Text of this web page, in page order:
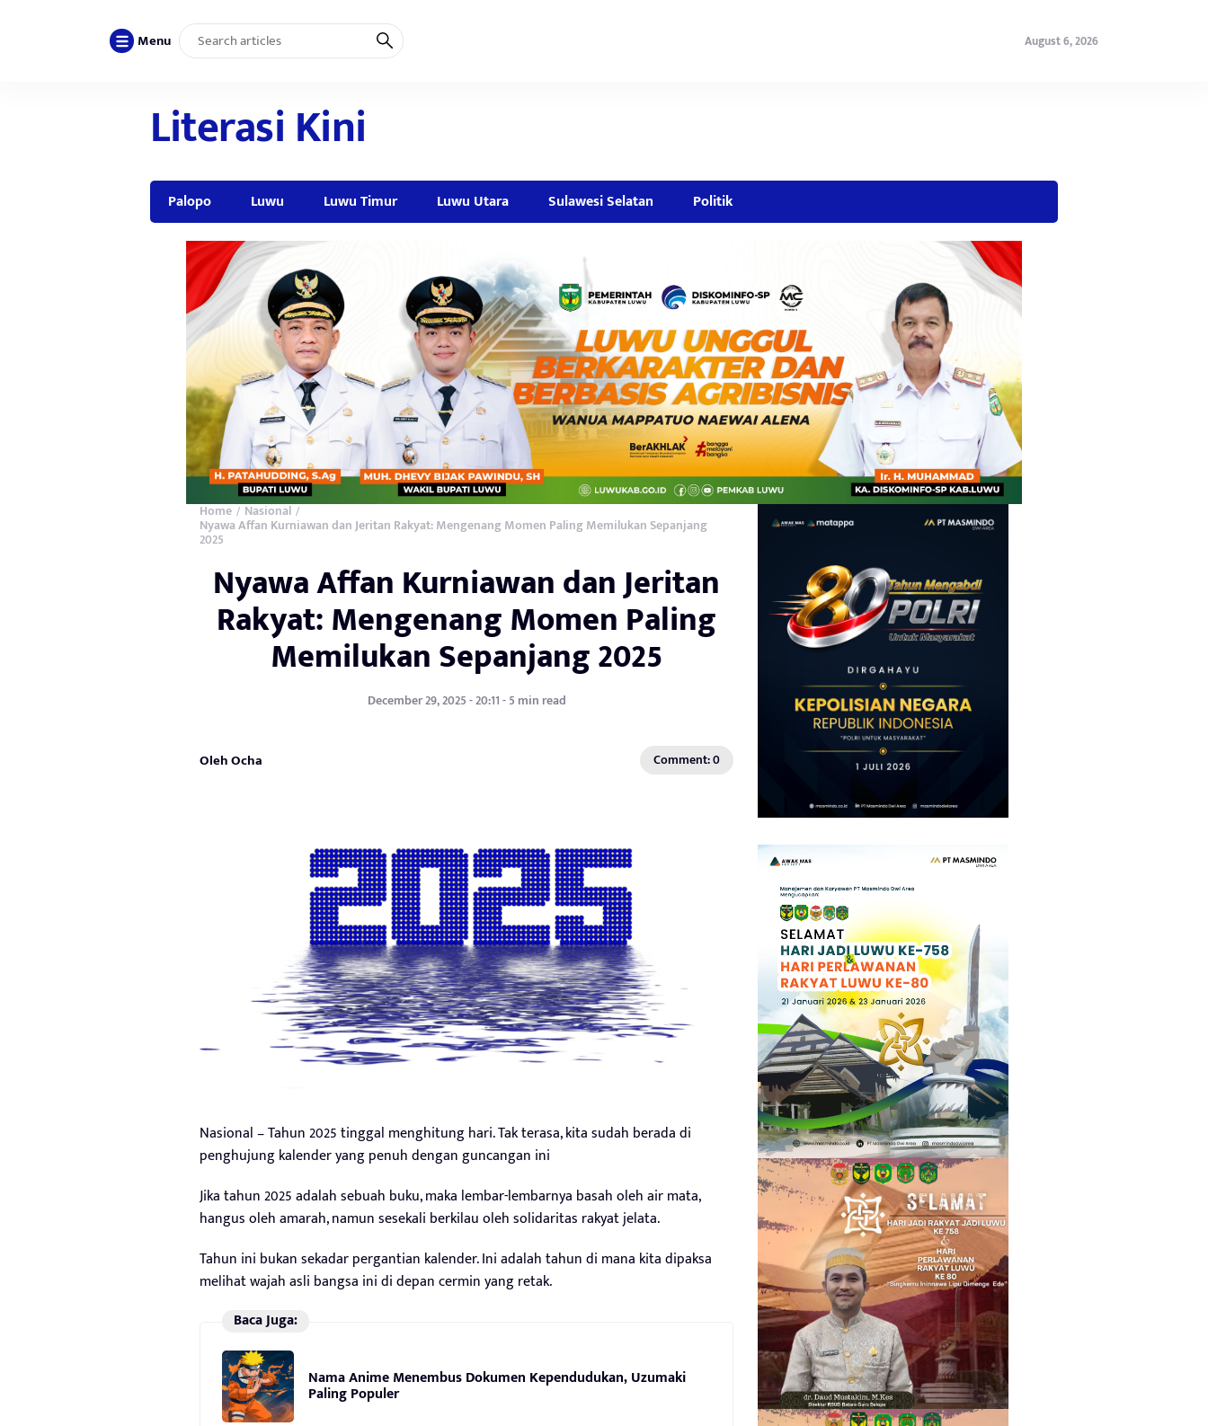
Menu August 6, 2026
Literasi Kini
Palopo Luwu Luwu Timur Luwu Utara Sulawesi Selatan Politik
Home / Nasional /
Nyawa Affan Kurniawan dan Jeritan Rakyat: Mengenang Momen Paling Memilukan Sepanjang
2025
Nyawa Affan Kurniawan dan Jeritan
Rakyat: Mengenang Momen Paling
Memilukan Sepanjang 2025
December 29, 2025 - 20:11 - 5 min read
Oleh Ocha Comment: 0
Nasional – Tahun 2025 tinggal menghitung hari. Tak terasa, kita sudah berada di
penghujung kalender yang penuh dengan guncangan ini
Jika tahun 2025 adalah sebuah buku, maka lembar-lembarnya basah oleh air mata,
hangus oleh amarah, namun sesekali berkilau oleh solidaritas rakyat jelata.
Tahun ini bukan sekadar pergantian kalender. Ini adalah tahun di mana kita dipaksa
melihat wajah asli bangsa ini di depan cermin yang retak.
Baca Juga:
Nama Anime Menembus Dokumen Kependudukan, Uzumaki
Paling Populer